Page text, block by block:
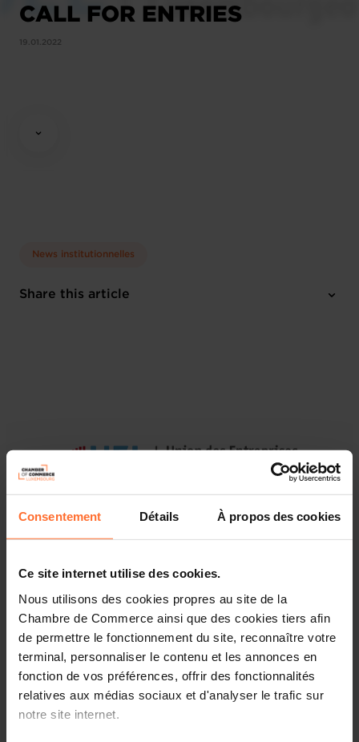
Consentement Détails À propos des cookies
Ce site internet utilise des cookies.
Nous utilisons des cookies propres au site de la
Chambre de Commerce ainsi que des cookies tiers afin
de permettre le fonctionnement du site, reconnaître votre
terminal, personnaliser le contenu et les annonces en
fonction de vos préférences, offrir des fonctionnalités
relatives aux médias sociaux et d'analyser le trafic sur
notre site internet.
CALL FOR ENTRIES
19.01.2022
News institutionnelles
Share this article
has prepared a survey to collect information on the
application of the VAT "Quick-Fixes" directive by
Luxembourg businesses.
This survey is launched in the context of a recent
initiative of the EU VAT Forum to collect feedback on the
implementation of the VAT "Quick-Fixes" directive